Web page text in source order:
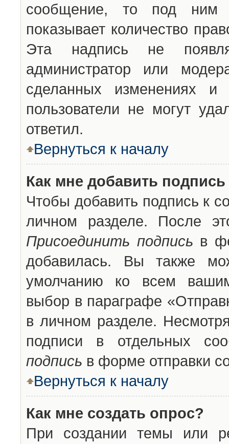
сообщение, то под ним
показывает количество
Эта надпись не
администратор или
сделанных изменениях
пользователи не могут
ответил.
Вернуться к началу
Как мне добавить
Чтобы добавить подпись к
личном разделе. После
Присоединить подпись в
добавилась. Вы также
умолчанию ко всем
выбор в параграфе
в личном разделе.
подписи в отдельных
подпись в форме отправки
Вернуться к началу
Как мне создать опрос?
При создании темы или